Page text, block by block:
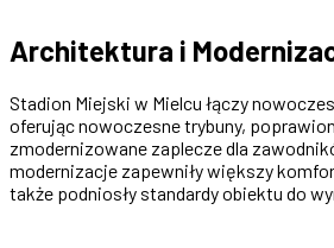
Architektura i
Stadion Miejski w Mielcu łączy
oferując nowoczesne trybuny,
zmodernizowane zaplecze dla
modernizacje zapewniły większy
także podniosły standardy obiektu do